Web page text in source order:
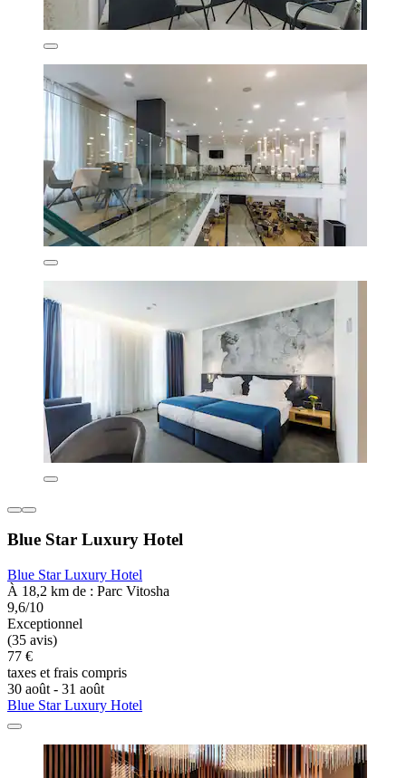
Blue Star Luxury Hotel
Blue Star Luxury Hotel
À 18,2 km de : Parc Vitosha
9,6/10
Exceptionnel
(35 avis)
77 €
taxes et frais compris
30 août - 31 août
Blue Star Luxury Hotel